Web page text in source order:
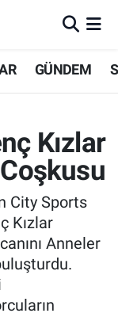
GÜNDEM
Kızlar
City Sports
Kızlar
Anneler